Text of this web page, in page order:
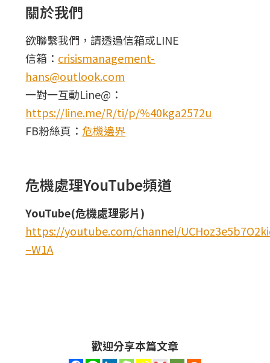
關於我們
欲聯繫我們，請透過信箱或LINE
信箱： crisismanagement-
hans@outlook.com
一對一互動Line@：
https://line.me/R/ti/p/%40kga2572u
FB粉絲頁： 危機邊界
危機處理YouTube頻道
YouTube(危機處理影片)
https://youtube.com/channel/
–W1A
歡迎分享本篇文章